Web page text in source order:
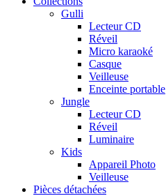
Gulli
Lecteur CD
Réveil
Micro karaoké
Casque
Veilleuse
Enceinte portable
Jungle
Lecteur CD
Réveil
Luminaire
Kids
Appareil Photo
Veilleuse
Pièces détachées